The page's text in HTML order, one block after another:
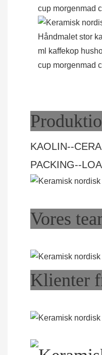
KAOLIN--
PACKING--
Vores
Klienter